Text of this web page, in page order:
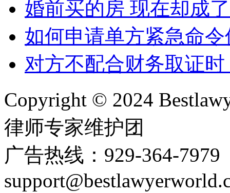
婚前买的房 现在却成
如何申请单方紧急命
对方不配合财务取证
Copyright © 2024
律师专家维护团
广告热线：929-364-